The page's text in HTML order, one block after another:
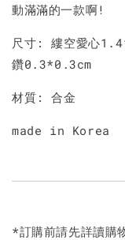
動滿滿的一款啊!
尺寸: 縷空愛心
鑽0.3*0.3cm
材質: 合金
made in Korea
*訂購前請先詳讀購